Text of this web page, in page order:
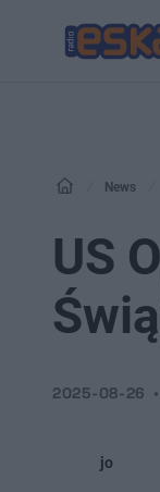
News
US
jo
2025-08-26